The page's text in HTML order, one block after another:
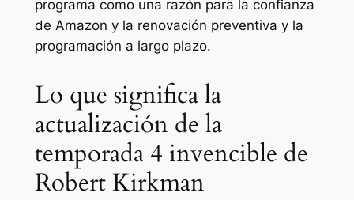
programa como una razón para la confianza
de Amazon y la renovación preventiva y la
programación a largo plazo.
Lo que significa la
actualización de la
temporada 4 invencible de
Robert Kirkman